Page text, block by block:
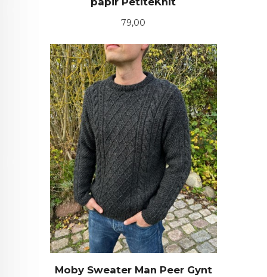
Pris
79,00
Moby Sweater Man Peer Gynt